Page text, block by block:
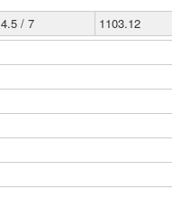
4.5 / 7 1103.12